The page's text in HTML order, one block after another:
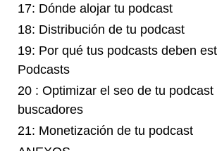
17: Dónde alojar tu podcast
18: Distribución de tu podcast
19: Por qué tus podcasts deben
Podcasts
20 : Optimizar el seo de tu podcast
buscadores
21: Monetización de tu podcast